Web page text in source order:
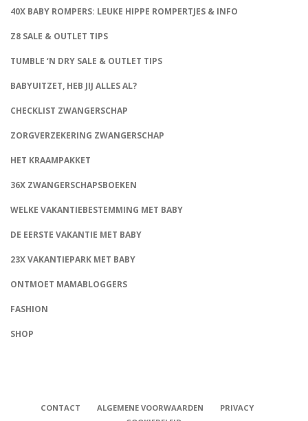
40X BABY ROMPERS: LEUKE HIPPE ROMPERTJES & INFO
Z8 SALE & OUTLET TIPS
TUMBLE ‘N DRY SALE & OUTLET TIPS
BABYUITZET, HEB JIJ ALLES AL?
CHECKLIST ZWANGERSCHAP
ZORGVERZEKERING ZWANGERSCHAP
HET KRAAMPAKKET
36X ZWANGERSCHAPSBOEKEN
WELKE VAKANTIEBESTEMMING MET BABY
DE EERSTE VAKANTIE MET BABY
23X VAKANTIEPARK MET BABY
ONTMOET MAMABLOGGERS
FASHION
SHOP
CONTACT ALGEMENE VOORWAARDEN
PRIVACY